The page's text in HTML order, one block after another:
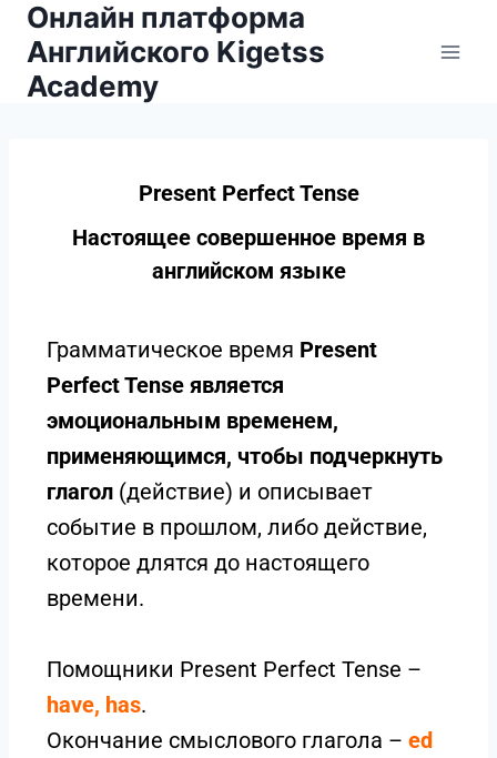
Онлайн платформа
Английского Kigetss
Academy
Present Perfect Tense
Настоящее совершенное время в
английском языке
Грамматическое время Present
Perfect Tense является
эмоциональным временем,
применяющимся, чтобы подчеркнуть
глагол (действие) и описывает
событие в прошлом, либо действие,
которое длятся до настоящего
времени.
Помощники Present Perfect Tense –
have, has.
Окончание смыслового глагола – ed